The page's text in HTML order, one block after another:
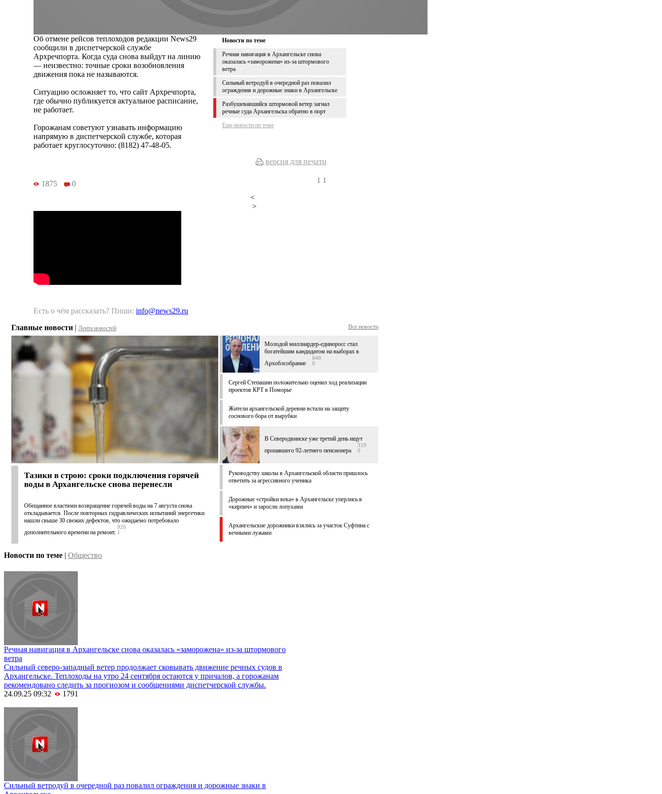
Новости по теме
Речная навигация в Архангельске снова
оказалась «заморожена» из-за штормового
ветра
Сильный ветродуй в очередной раз повалил
ограждения и дорожные знаки в Архангельске
Разбушевавшийся штормовой ветер загнал
речные суда Архангельска обратно в порт
Еще новости по теме
Об отмене рейсов теплоходов редакции News29
сообщили в диспетчерской службе
Архречпорта. Когда суда снова выйдут на линию
— неизвестно: точные сроки возобновления
движения пока не называются.
Ситуацию осложняет то, что сайт Архречпорта,
где обычно публикуется актуальное расписание,
не работает.
Горожанам советуют узнавать информацию
напрямую в диспетчерской службе, которая
работает круглосуточно: (8182) 47-48-05.
версия для печати
1875 0 1 1
<
>
Есть о чём рассказать? Пиши: info@news29.ru
Главные новости | Лента новостей Все новости
Тазики в строю: сроки подключения горячей
воды в Архангельске снова перенесли
Обещанное властями возвращение горячей воды на 7 августа снова
откладывается. После повторных гидравлических испытаний энергетики
нашли свыше 30 свежих дефектов, что ожидаемо потребовало
дополнительного времени на ремонт.
926
1
Молодой миллиардер-единоросс стал
богатейшим кандидатом на выборах в
Архоблсобрание
640
0
Сергей Степашин положительно оценил ход реализации
проектов КРТ в Поморье
Жители архангельской деревни встали на защиту
соснового бора от вырубки
В Северодвинске уже третий день ищут
пропавшего 92-летнего пенсионера
319
0
Руководству школы в Архангельской области пришлось
ответить за агрессивного ученика
Дорожные «стройки века» в Архангельске уперлись в
«кирпич» и заросли лопухами
Архангельские дорожники взялись за участок Суфтина с
вечными лужами
Новости по теме | Общество
Речная навигация в Архангельске снова оказалась «заморожена» из-за штормового
ветра
Сильный северо-западный ветер продолжает сковывать движение речных судов в
Архангельске. Теплоходы на утро 24 сентября остаются у причалов, а горожанам
рекомендовано следить за прогнозом и сообщениями диспетчерской службы.
24.09.25 09:32
1791
Сильный ветродуй в очередной раз повалил ограждения и дорожные знаки в